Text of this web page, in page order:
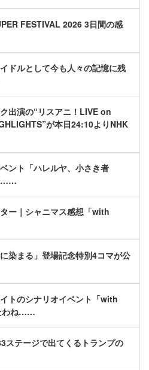
FESTIVAL 2026 3日間の感
ドルとして今も人々の記憶に残
出演の“リスアニ！LIVE on
が本日24:10よりNHK
ント「ハレルヤ、小さき者
……
ー｜シャニマス感想「with
染まる」登場記念特別4コマが公
トのシナリオイベント「with
わね……
ステージで出てくるトランプの